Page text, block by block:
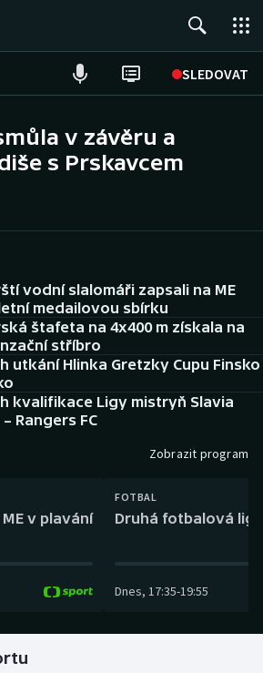
SLEDOVAT
v závěru a
s Prskavcem
vodní slalomáři zapsali na ME
medailovou sbírku
štafeta na 4x400 m získala na
stříbro
utkání Hlinka Gretzky Cupu Finsko
kvalifikace Ligy mistryň Slavia
Rangers FC
Zobrazit program
v plavání
FOTBAL
Druhá fotbalová
Dnes, 17:35-19:55